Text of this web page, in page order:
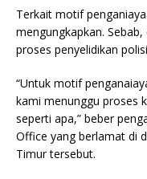
Terkait motif
mengungkapkan.
proses penyelidikan
“Untuk motif
kami menunggu proses
seperti apa,” beber
Office yang berlamat di
Timur tersebut.